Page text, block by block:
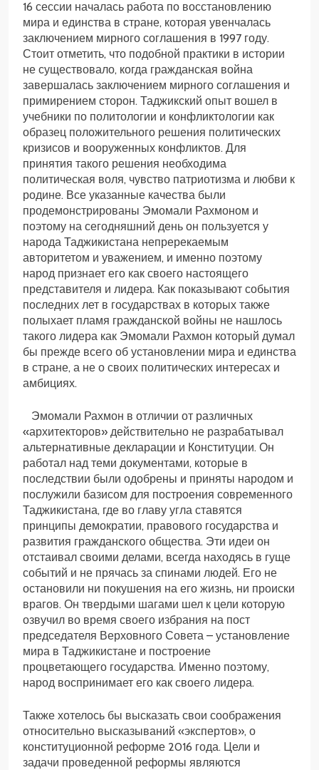
16 сессии началась работа по восстановлению
мира и единства в стране, которая увенчалась
заключением мирного соглашения в 1997 году.
Стоит отметить, что подобной практики в истории
не существовало, когда гражданская война
завершалась заключением мирного соглашения и
примирением сторон. Таджикский опыт вошел в
учебники по политологии и конфликтологии как
образец положительного решения политических
кризисов и вооруженных конфликтов. Для
принятия такого решения необходима
политическая воля, чувство патриотизма и любви к
родине. Все указанные качества были
продемонстрированы Эмомали Рахмоном и
поэтому на сегодняшний день он пользуется у
народа Таджикистана непререкаемым
авторитетом и уважением, и именно поэтому
народ признает его как своего настоящего
представителя и лидера. Как показывают события
последних лет в государствах в которых также
полыхает пламя гражданской войны не нашлось
такого лидера как Эмомали Рахмон который думал
бы прежде всего об установлении мира и единства
в стране, а не о своих политических интересах и
амбициях.
Эмомали Рахмон в отличии от различных
«архитекторов» действительно не разрабатывал
альтернативные декларации и Конституции. Он
работал над теми документами, которые в
последствии были одобрены и приняты народом и
послужили базисом для построения современного
Таджикистана, где во главу угла ставятся
принципы демократии, правового государства и
развития гражданского общества. Эти идеи он
отстаивал своими делами, всегда находясь в гуще
событий и не прячась за спинами людей. Его не
остановили ни покушения на его жизнь, ни происки
врагов. Он твердыми шагами шел к цели которую
озвучил во время своего избрания на пост
председателя Верховного Совета – установление
мира в Таджикистане и построение
процветающего государства. Именно поэтому,
народ воспринимает его как своего лидера.
Также хотелось бы высказать свои соображения
относительно высказываний «экспертов», о
конституционной реформе 2016 года. Цели и
задачи проведенной реформы являются